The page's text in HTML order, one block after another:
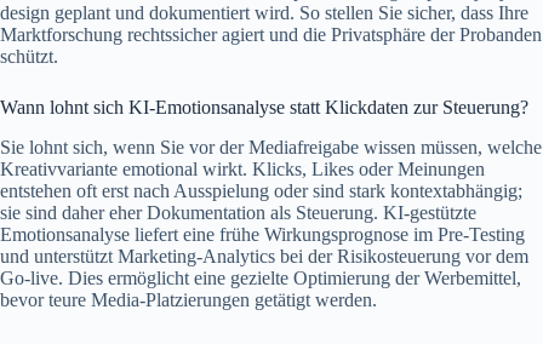
design geplant und dokumentiert wird. So stellen Sie sicher, dass Ihre
Marktforschung rechtssicher agiert und die Privatsphäre der Probanden
schützt.
Wann lohnt sich KI-Emotionsanalyse statt Klickdaten zur Steuerung?
Sie lohnt sich, wenn Sie vor der Mediafreigabe wissen müssen, welche
Kreativvariante emotional wirkt. Klicks, Likes oder Meinungen
entstehen oft erst nach Ausspielung oder sind stark kontextabhängig;
sie sind daher eher Dokumentation als Steuerung. KI-gestützte
Emotionsanalyse liefert eine frühe Wirkungsprognose im Pre-Testing
und unterstützt Marketing-Analytics bei der Risikosteuerung vor dem
Go-live. Dies ermöglicht eine gezielte Optimierung der Werbemittel,
bevor teure Media-Platzierungen getätigt werden.